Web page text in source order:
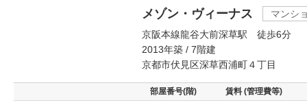
メゾン・ヴィーナス
マンシ
京阪本線龍谷大前深草駅 徒歩6分
2013年築 / 7階建
京都市伏見区深草西浦町４丁目
部屋番号(階) 賃料 (管理費等)